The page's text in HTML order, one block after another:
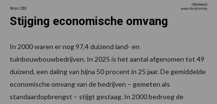
Stijging economische omvang
In 2000 waren er nog 97,4 duizend land- en
tuinbouwbouwbedrijven. In 2025 is het aantal afgenomen tot 49
duizend, een daling van bijna 50 procent in 25 jaar. De gemiddelde
economische omvang van de bedrijven – gemeten als
standaardopbrengst – stijgt gestaag. In 2000 bedroeg de